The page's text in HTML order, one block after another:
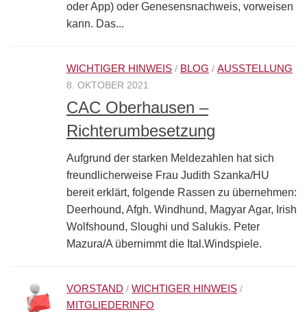
oder App) oder Genesensnachweis, vorweisen
kann. Das...
WICHTIGER HINWEIS / BLOG / AUSSTELLUNG
8. OKTOBER 2021
CAC Oberhausen –
Richterumbesetzung
Aufgrund der starken Meldezahlen hat sich
freundlicherweise Frau Judith Szanka/HU
bereit erklärt, folgende Rassen zu übernehmen:
Deerhound, Afgh. Windhund, Magyar Agar, Irish
Wolfshound, Sloughi und Salukis. Peter
Mazura/A übernimmt die Ital.Windspiele.
VORSTAND / WICHTIGER HINWEIS /
MITGLIEDERINFO